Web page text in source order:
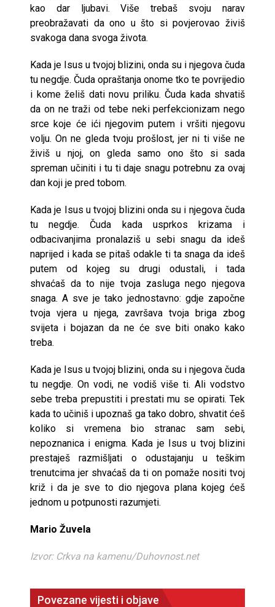
kao dar ljubavi. Više trebaš svoju narav
preobražavati da ono u što si povjerovao živiš
svakoga dana svoga života.
Kada je Isus u tvojoj blizini, onda su i njegova čuda
tu negdje. Čuda opraštanja onome tko te povrijedio
i kome želiš dati novu priliku. Čuda kada shvatiš
da on ne traži od tebe neki perfekcionizam nego
srce koje će ići njegovim putem i vršiti njegovu
volju. On ne gleda tvoju prošlost, jer ni ti više ne
živiš u njoj, on gleda samo ono što si sada
spreman učiniti i tu ti daje snagu potrebnu za ovaj
dan koji je pred tobom.
Kada je Isus u tvojoj blizini onda su i njegova čuda
tu negdje. Čuda kada usprkos krizama i
odbacivanjima pronalaziš u sebi snagu da ideš
naprijed i kada se pitaš odakle ti ta snaga da ideš
putem od kojeg su drugi odustali, i tada
shvaćaš da to nije tvoja zasluga nego njegova
snaga. A sve je tako jednostavno: gdje započne
tvoja vjera u njega, završava tvoja briga zbog
svijeta i bojazan da ne će sve biti onako kako
treba.
Kada je Isus u tvojoj blizini, onda su i njegova čuda
tu negdje. On vodi, ne vodiš više ti. Ali vodstvo
sebe treba prepustiti i prestati mu se opirati. Tek
kada to učiniš i upoznaš ga tako dobro, shvatit ćeš
koliko si vremena bio stranac sam sebi,
nepoznanica i enigma. Kada je Isus u tvoj blizini
prestaješ razmišljati o odustajanju u teškim
trenutcima jer shvaćaš da ti on pomaže nositi tvoj
križ i da je sve to dio njegova plana kojeg ćeš
jednom u potpunosti razumjeti.
Mario Žuvela
Izvor: Crkva na kamenu/Duhovnost.net
Povezane vijesti i objave